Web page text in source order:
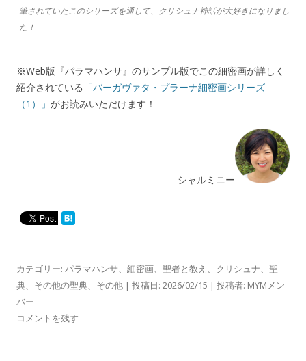
筆されていたこのシリーズを通して、クリシュナ神話が大好きになりまし
た！
※Web版『パラマハンサ』のサンプル版でこの細密画が詳しく
紹介されている 「バーガヴァタ・プラーナ細密画シリーズ
（1）」 がお読みいただけます！
シャルミニー
カテゴリー: パラマハンサ、 細密画、 聖者と教え 、 クリシュナ、 聖
典、 その他の聖典、 その他 | 投稿日: 2026/02/15 | 投稿者: MYMメン
バー
コメントを残す